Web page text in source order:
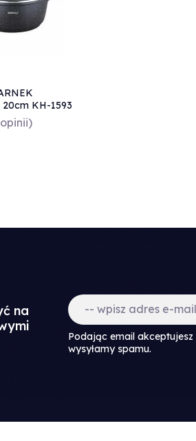
20cm KH-1593
na
Podając email akceptujesz
wysyłamy spamu.